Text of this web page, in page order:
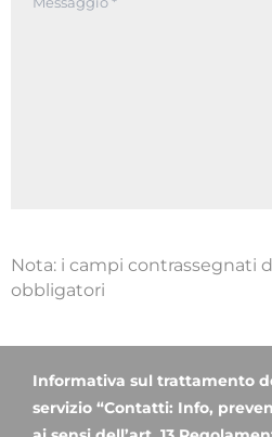
Nota: i campi contrassegnati
obbligatori
Informativa sul trattamento
servizio “Contatti: Info,